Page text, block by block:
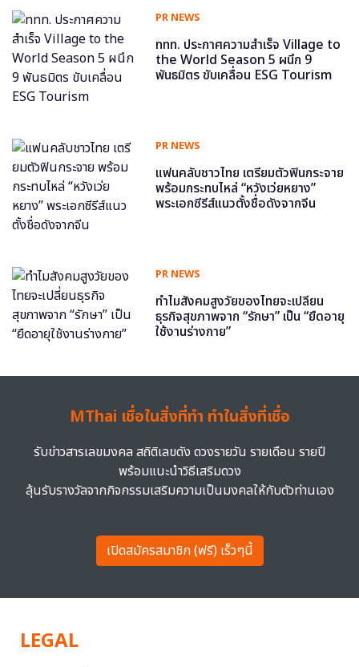
PR NEWS
ททท. ประกาศความสำเร็จ Village to
the World Season 5 ผนึก 9
พันธมิตร ขับเคลื่อน ESG Tourism
PR NEWS
แฟนคลับชาวไทย เตรียมตัวฟินกระจาย
พร้อมกระทบไหล่ “หวังเว่ยหยาง”
พระเอกซีรีส์แนวตั้งชื่อดังจากจีน
PR NEWS
ทำไมสังคมสูงวัยของไทยจะเปลี่ยน
ธุรกิจสุขภาพจาก “รักษา” เป็น “ยืดอายุ
ใช้งานร่างกาย”
MThai เชื่อในสิ่งที่ทำ ทำในสิ่งที่เชื่อ
รับข่าวสารเลขมงคล สถิติเลขดัง ดวงรายวัน รายเดือน รายปี
พร้อมแนะนำวิธีเสริมดวง
ลุ้นรับรางวัลจากกิจกรรมเสริมความเป็นมงคลให้กับตัวท่านเอง
เปิดสมัครสมาชิก (ฟรี) เร็วๆนี้
LEGAL